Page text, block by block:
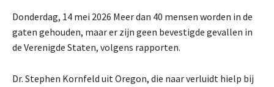
Donderdag, 14 mei 2026 Meer dan 40 mensen worden in de
gaten gehouden, maar er zijn geen bevestigde gevallen in
de Verenigde Staten, volgens rapporten.
Dr. Stephen Kornfeld uit Oregon, die naar verluidt hielp bij